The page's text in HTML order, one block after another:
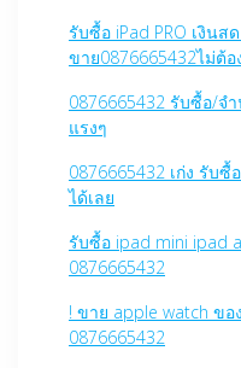
รับซื้อ iPad PRO เงินส
ขาย0876665432ไม่ต้อ
0876665432 รับซื้อ/จำ
แรงๆ
0876665432 เก่ง รับซื้
ได้เลย
รับซื้อ ipad mini ipad
0876665432
! ขาย apple watch ข
0876665432